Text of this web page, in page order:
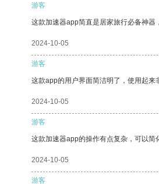
游客
这款加速器app简直是居家旅行必备神器
2024-10-05
游客
这款app的用户界面简洁明了，使用起来
2024-10-05
游客
这款加速器app的操作有点复杂，可以简
2024-10-05
游客